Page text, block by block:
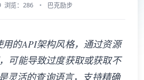
浏览：286 巴克励步
用的API架构风格，通过资源
可能导致过度获取或获取不
灵活的查询语言，支持精确